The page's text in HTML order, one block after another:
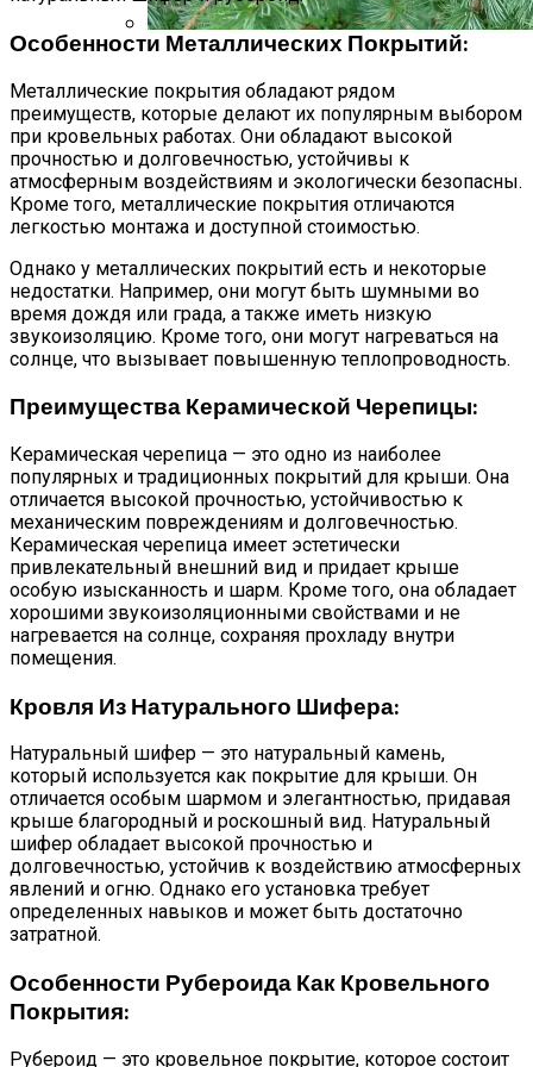
Лиственница: Описание, Уход И
Посадка, Размножение, Применение В
Саду, Фото
Особенности Металлических Покрытий:
Металлические покрытия обладают рядом
преимуществ, которые делают их популярным выбором
при кровельных работах. Они обладают высокой
прочностью и долговечностью, устойчивы к
атмосферным воздействиям и экологически безопасны.
Кроме того, металлические покрытия отличаются
легкостью монтажа и доступной стоимостью.
Однако у металлических покрытий есть и некоторые
недостатки. Например, они могут быть шумными во
время дождя или града, а также иметь низкую
звукоизоляцию. Кроме того, они могут нагреваться на
солнце, что вызывает повышенную теплопроводность.
Преимущества Керамической Черепицы:
Керамическая черепица — это одно из наиболее
популярных и традиционных покрытий для крыши. Она
отличается высокой прочностью, устойчивостью к
механическим повреждениям и долговечностью.
Керамическая черепица имеет эстетически
привлекательный внешний вид и придает крыше
особую изысканность и шарм. Кроме того, она обладает
хорошими звукоизоляционными свойствами и не
нагревается на солнце, сохраняя прохладу внутри
помещения.
Кровля Из Натурального Шифера:
Натуральный шифер — это натуральный камень,
который используется как покрытие для крыши. Он
отличается особым шармом и элегантностью, придавая
крыше благородный и роскошный вид. Натуральный
шифер обладает высокой прочностью и
долговечностью, устойчив к воздействию атмосферных
явлений и огню. Однако его установка требует
определенных навыков и может быть достаточно
затратной.
Особенности Рубероида Как Кровельного
Покрытия:
Рубероид — это кровельное покрытие, которое состоит